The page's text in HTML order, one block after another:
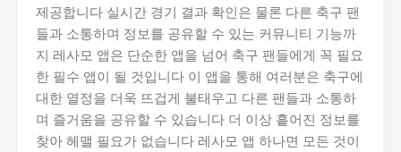
제공합니다 실시간 경기 결과 확인은 물론 다른 축구 팬
들과 소통하며 정보를 공유할 수 있는 커뮤니티 기능까
지 레사모 앱은 단순한 앱을 넘어 축구 팬들에게 꼭 필요
한 필수 앱이 될 것입니다 이 앱을 통해 여러분은 축구에
대한 열정을 더욱 뜨겁게 불태우고 다른 팬들과 소통하
며 즐거움을 공유할 수 있습니다 더 이상 흩어진 정보를
찾아 헤맬 필요가 없습니다 레사모 앱 하나면 모든 것이